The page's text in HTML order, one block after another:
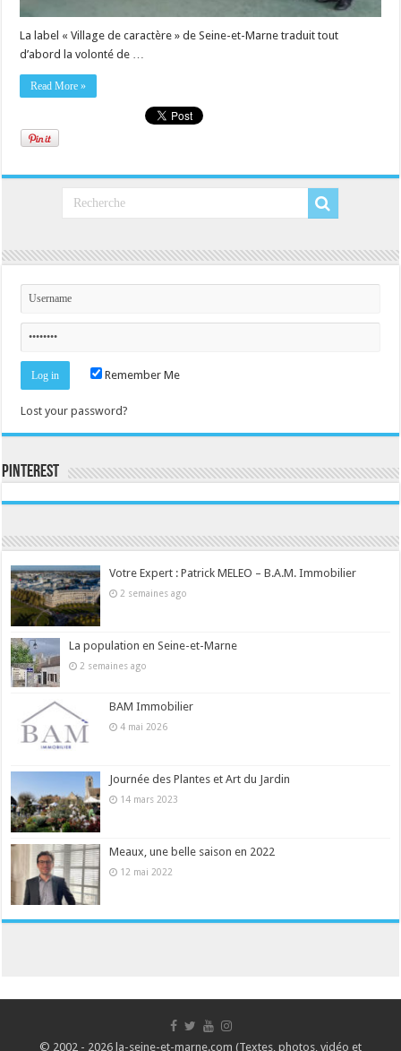
La label « Village de caractère » de Seine-et-Marne traduit tout
d’abord la volonté de …
Read More »
Remember Me
Lost your password?
Pinterest
Votre Expert : Patrick MELEO – B.A.M. Immobilier
2 semaines ago
La population en Seine-et-Marne
2 semaines ago
BAM Immobilier
4 mai 2026
Journée des Plantes et Art du Jardin
14 mars 2023
Meaux, une belle saison en 2022
12 mai 2022
© 2002 - 2026 la-seine-et-marne.com (Textes, photos, vidéo et